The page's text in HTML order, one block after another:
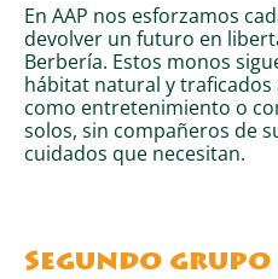
En AAP nos esforzamos
devolver un futuro en
Berbería. Estos monos
hábitat natural y traficados
como entretenimiento o
solos, sin compañeros de
cuidados que necesitan.
Segundo